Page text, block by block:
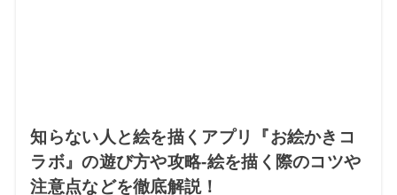
知らない人と絵を描くアプリ『お絵かきコ
ラボ』の遊び方や攻略-絵を描く際のコツや
注意点などを徹底解説！